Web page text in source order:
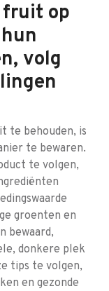
fruit op
volg
te behouden, is
te bewaren.
te volgen,
groenten en
bewaard,
donkere plek
tips te volgen,
en gezonde